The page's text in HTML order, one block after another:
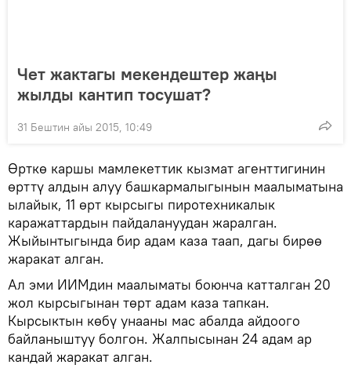
Чет жактагы мекендештер жаңы
жылды кантип тосушат?
31 Бештин айы 2015, 10:49
Өрткө каршы мамлекеттик кызмат агенттигинин
өрттү алдын алуу башкармалыгынын маалыматына
ылайык, 11 өрт кырсыгы пиротехникалык
каражаттардын пайдалануудан жаралган.
Жыйынтыгында бир адам каза таап, дагы бирөө
жаракат алган.
Ал эми ИИМдин маалыматы боюнча катталган 20
жол кырсыгынан төрт адам каза тапкан.
Кырсыктын көбү унааны мас абалда айдоого
байланыштуу болгон. Жалпысынан 24 адам ар
кандай жаракат алган.